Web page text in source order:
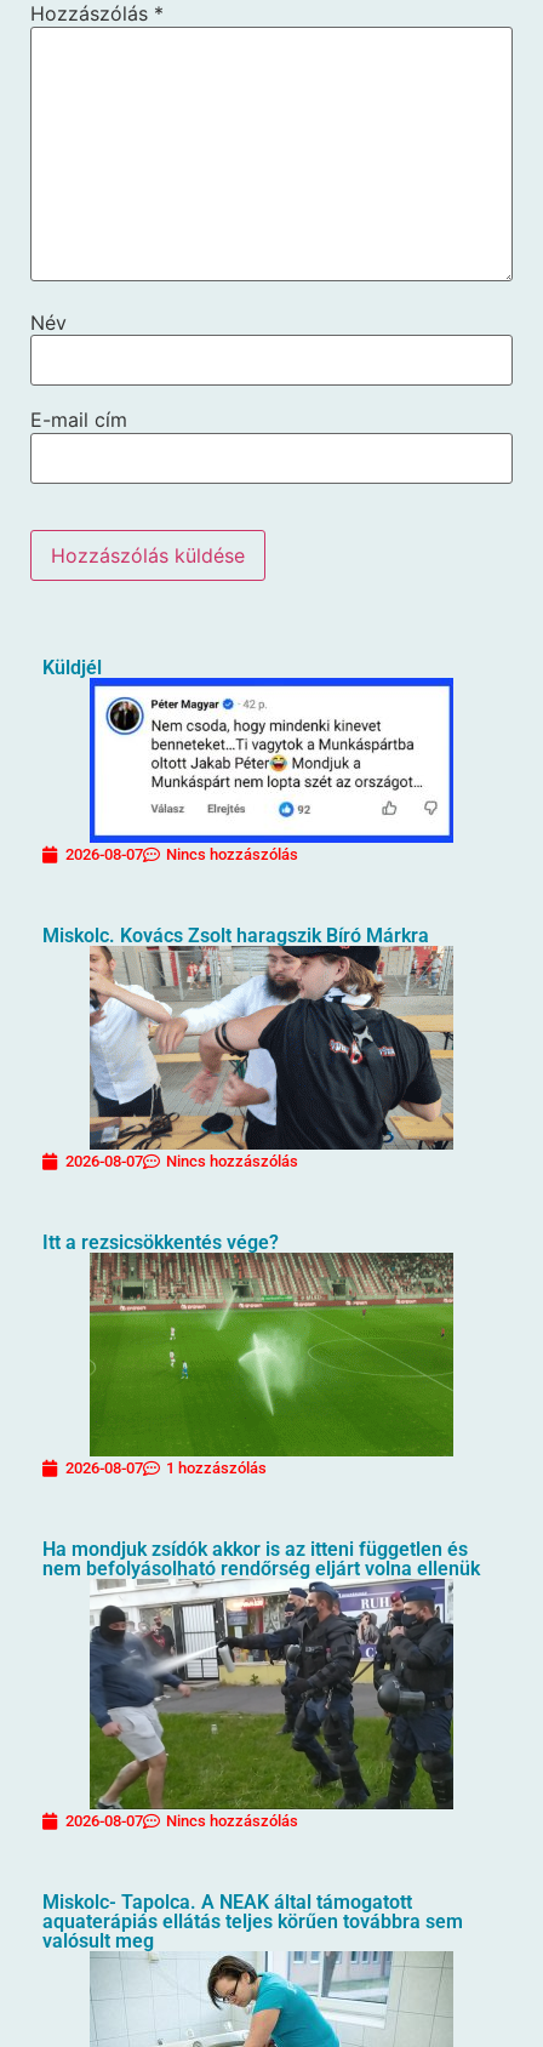
Hozzászólás *
Név
E-mail cím
Küldjél
2026-08-07 Nincs hozzászólás
Miskolc. Kovács Zsolt haragszik Bíró Márkra
2026-08-07 Nincs hozzászólás
Itt a rezsicsökkentés vége?
2026-08-07 1 hozzászólás
Ha mondjuk zsídók akkor is az itteni független és
nem befolyásolható rendőrség eljárt volna ellenük
2026-08-07 Nincs hozzászólás
Miskolc- Tapolca. A NEAK által támogatott
aquaterápiás ellátás teljes körűen továbbra sem
valósult meg